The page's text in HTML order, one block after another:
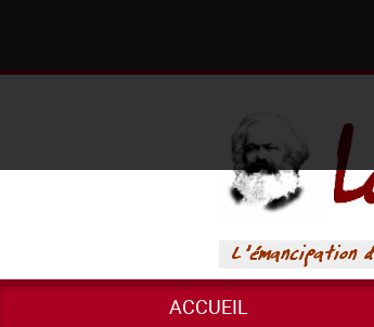
ACCUEIL